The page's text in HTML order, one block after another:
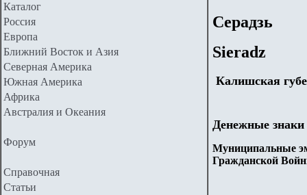
Каталог
Россия
Европа
Ближний Восток и Азия
Северная Америка
Южная Америка
Африка
Австралия и Океания
Форум
Справочная
Статьи
Серадзь
Sieradz
Калишская
Денежные знаки
Муниципальные
Гражданской